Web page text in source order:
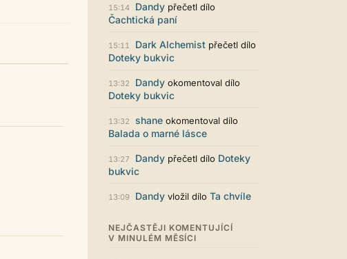
svou druhou sbírku. Dostupná je ve
formátu pdf. Budu moc rád za
sobě, dostupná je například zde:
https://www.palmknihy.cz/ekniha/j
Kristína Melegová
super práca, symbol toho, že to tu
ešte žije
Strach 26.07. 21:35
zvykani po tech x letech ale
zvykneme sei
Terri42 26.07. 20:42
moc pěkné
15:14 Dandy přečetl dílo
Čachtická paní
15:11 Dark Alchemist přečetl dílo
Doteky bukvic
13:32 Dandy okomentoval dílo
Doteky bukvic
13:32 shane okomentoval dílo
Balada o marné lásce
13:27 Dandy přečetl dílo Doteky
bukvic
13:09 Dandy vložil dílo Ta chvíle
NEJČASTĚJI KOMENTUJÍCÍ
V MINULÉM MĚSÍCI